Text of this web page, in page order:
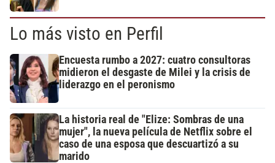
Lo más visto en Perfil
Encuesta rumbo a 2027: cuatro consultoras
midieron el desgaste de Milei y la crisis de
liderazgo en el peronismo
La historia real de "Elize: Sombras de una
mujer", la nueva película de Netflix sobre el
caso de una esposa que descuartizó a su
marido